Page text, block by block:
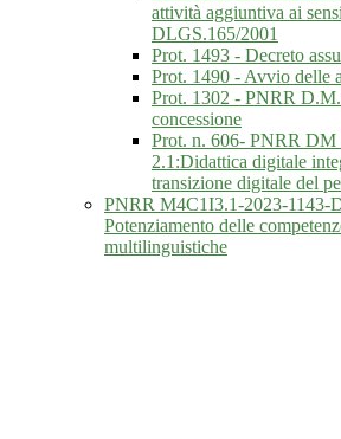
attività aggiuntiva ai
DLGS.165/2001
Prot. 1493 - Decreto
Prot. 1490 - Avvio delle
Prot. 1302 - PNRR
concessione
Prot. n. 606- PNRR DM
2.1:Didattica digitale
transizione digitale del
PNRR M4C1I3.1-2023-1143-
Potenziamento delle
multilinguistiche